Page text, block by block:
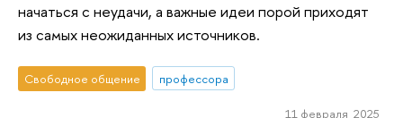
начаться с неудачи, а важные идеи порой приходят
из самых неожиданных источников.
Свободное общение профессора
11 февраля 2025